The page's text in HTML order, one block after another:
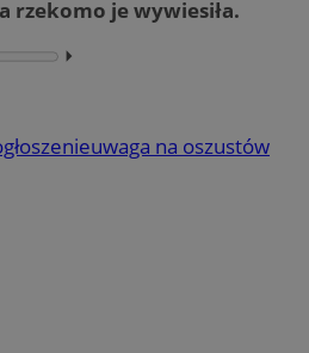
rzekomo je wywiesiła.
⏵︎
uwaga na oszustów